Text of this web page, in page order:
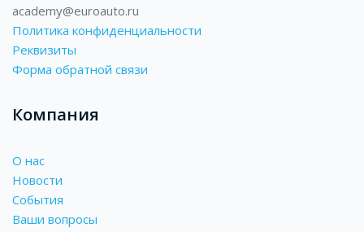
academy@euroauto.ru
Политика конфиденциальности
Реквизиты
Форма обратной связи
Компания
О нас
Новости
События
Ваши вопросы